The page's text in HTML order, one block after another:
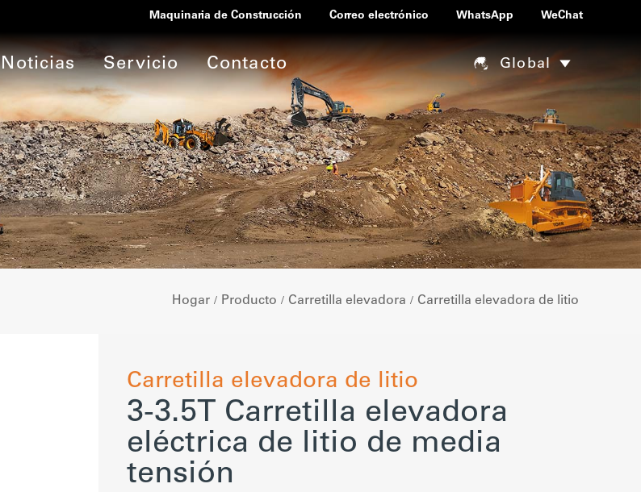
Maquinaria de Construcción Correo electrónico WhatsApp WeChat
Noticias Servicio Contacto Global
Hogar / Producto / Carretilla elevadora / Carretilla elevadora de litio
Carretilla elevadora de litio
3-3.5T Carretilla elevadora
eléctrica de litio de media
tensión